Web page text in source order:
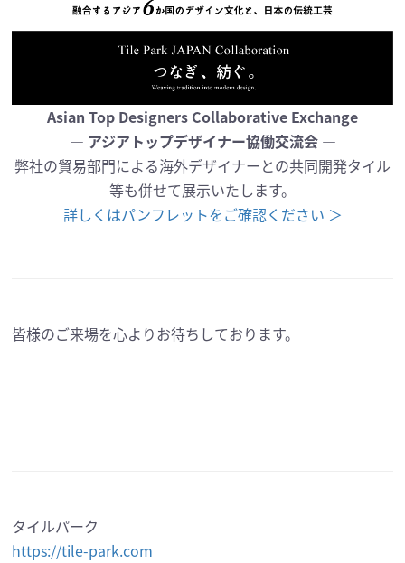
Asian Top Designers Collaborative Exchange
― アジアトップデザイナー協働交流会 ―
弊社の貿易部門による海外デザイナーとの共同開発タイル
等も併せて展示いたします。
詳しくはパンフレットをご確認ください ＞
皆様のご来場を心よりお待ちしております。
タイルパーク
https://tile-park.com